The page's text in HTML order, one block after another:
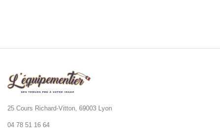
25 Cours Richard-Vitton, 69003 Lyon
04 78 51 16 64